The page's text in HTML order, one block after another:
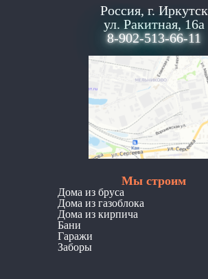
Россия, г. Иркутск
ул. Ракитная, 16а
8-902-513-66-11
Мы строим
Дома из бруса
Дома из газоблока
Дома из кирпича
Бани
Гаражи
Заборы